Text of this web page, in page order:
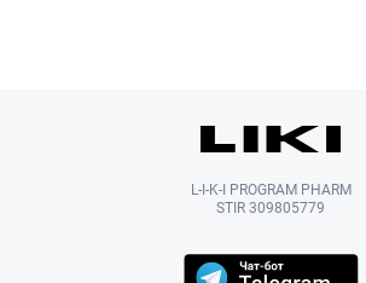
L-I-K-I PROGRAM PHARM
STIR 309805779